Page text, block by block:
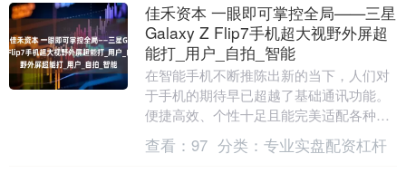
佳禾资本 一眼即可掌控全局——三星
Galaxy Z Flip7手机超大视野外屏超
能打_用户_自拍_智能
在智能手机不断推陈出新的当下，人们对
于手机的期待早已超越了基础通讯功能。
便捷高效、个性十足且能完美适配各种生
活场景的手机，成为了众多消费者的心头
好。2025年7....
查看： 97 分类： 专业实盘配资杠杆